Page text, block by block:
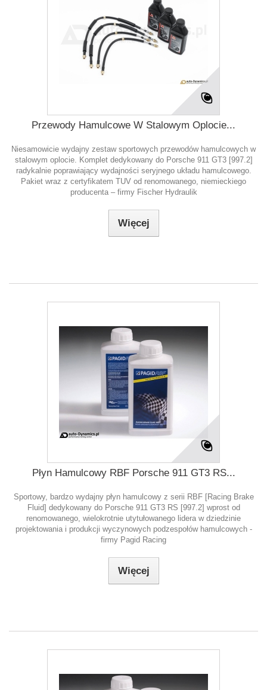
Przewody Hamulcowe W Stalowym Oplocie...
Niesamowicie wydajny zestaw sportowych przewodów hamulcowych w
stalowym oplocie. Komplet dedykowany do Porsche 911 GT3 [997.2]
radykalnie poprawiający wydajności seryjnego układu hamulcowego.
Pakiet wraz z certyfikatem TUV od renomowanego, niemieckiego
producenta – firmy Fischer Hydraulik
Więcej
Płyn Hamulcowy RBF Porsche 911 GT3 RS...
Sportowy, bardzo wydajny płyn hamulcowy z serii RBF [Racing Brake
Fluid] dedykowany do Porsche 911 GT3 RS [997.2] wprost od
renomowanego, wielokrotnie utytułowanego lidera w dziedzinie
projektowania i produkcji wyczynowych podzespołów hamulcowych -
firmy Pagid Racing
Więcej